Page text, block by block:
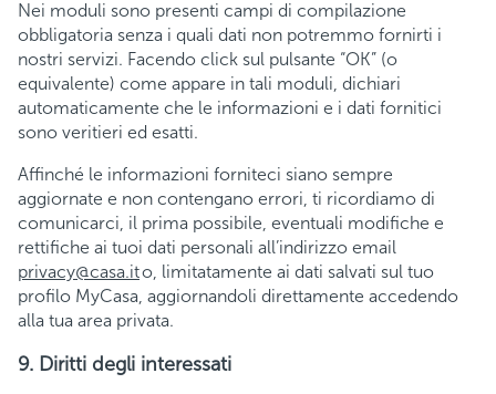
Nei moduli sono presenti campi di compilazione
obbligatoria senza i quali dati non potremmo fornirti i
nostri servizi. Facendo click sul pulsante “OK” (o
equivalente) come appare in tali moduli, dichiari
automaticamente che le informazioni e i dati fornitici
sono veritieri ed esatti.
Affinché le informazioni forniteci siano sempre
aggiornate e non contengano errori, ti ricordiamo di
comunicarci, il prima possibile, eventuali modifiche e
rettifiche ai tuoi dati personali all’indirizzo email
privacy@casa.ito, limitatamente ai dati salvati sul tuo
profilo MyCasa, aggiornandoli direttamente accedendo
alla tua area privata.
9. Diritti degli interessati